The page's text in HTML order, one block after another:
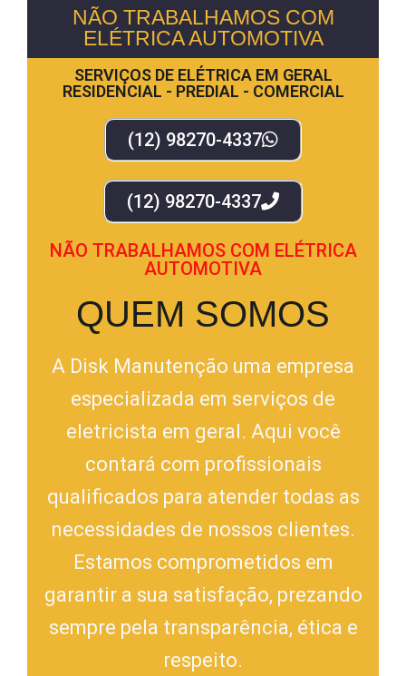
NÃO TRABALHAMOS COM
ELÉTRICA AUTOMOTIVA
SERVIÇOS DE ELÉTRICA EM GERAL
RESIDENCIAL - PREDIAL - COMERCIAL
(12) 98270-4337
(12) 98270-4337
NÃO TRABALHAMOS COM ELÉTRICA
AUTOMOTIVA
QUEM SOMOS
A Disk Manutenção uma empresa
especializada em serviços de
eletricista em geral. Aqui você
contará com profissionais
qualificados para atender todas as
necessidades de nossos clientes.
Estamos comprometidos em
garantir a sua satisfação, prezando
sempre pela transparência, ética e
respeito.